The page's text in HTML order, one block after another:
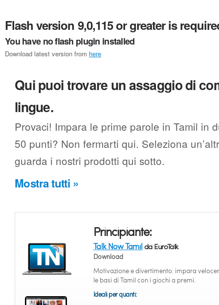
Flash version 9,0,115 or greater is
You have no flash plugin installed
Download latest version from here
Qui puoi trovare un assaggio di
lingue.
Provaci! Impara le prime parole in Tamil in
50 punti? Non fermarti qui. Seleziona
guarda i nostri prodotti qui sotto.
Mostra tutti »
Principiante:
Talk Now Tamil da EuroTalk
Download
Motivazione e divertimento: impara
le basi di Tamil con i giochi a premi.
Ideali per quanti: